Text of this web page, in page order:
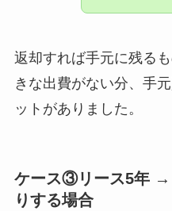
返却すれば手元に残る
きな出費がない分、手
ットがありました。
ケース③リース5年 →
りする場合